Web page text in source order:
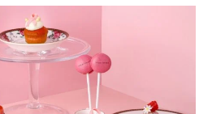
持信息準確。 若 任何信息與你到
商或特定產品網站有所出入，
」功能抵扣簽賬交易，亦可以
e-Shop換禮品／coupon
網上繳費有0.4%回贈，市
里數戶口 免手續費